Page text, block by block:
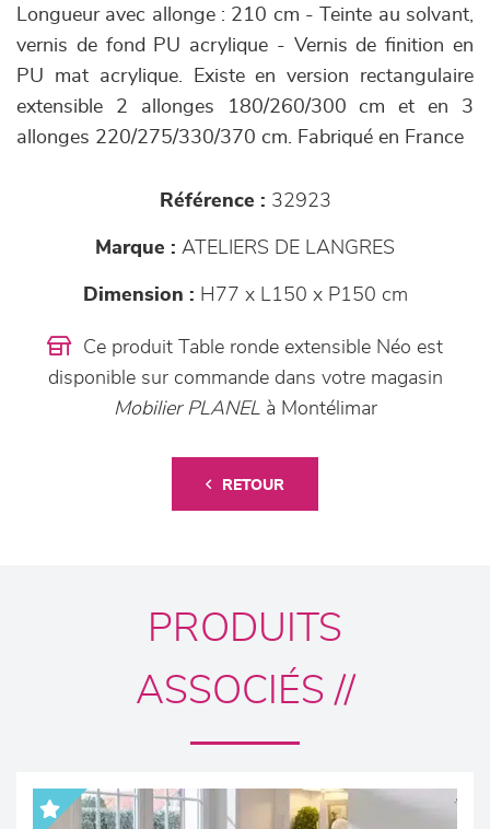
Longueur avec allonge : 210 cm - Teinte au solvant,
vernis de fond PU acrylique - Vernis de finition en
PU mat acrylique. Existe en version rectangulaire
extensible 2 allonges 180/260/300 cm et en 3
allonges 220/275/330/370 cm. Fabriqué en France
Référence : 32923
Marque : ATELIERS DE LANGRES
Dimension : H77 x L150 x P150 cm
Ce produit Table ronde extensible Néo est
disponible sur commande dans votre magasin
Mobilier PLANELà Montélimar
RETOUR
PRODUITS
ASSOCIÉS //